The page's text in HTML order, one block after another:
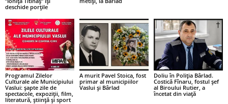
deschide porțile
Programul Zilelor
Culturale ale Municipiului
Vaslui: șapte zile de
spectacole, expoziții, film,
literatură, știință și sport
A murit Pavel Stoica, fost
primar al municipiilor
Vaslui și Bârlad
Doliu în Poliția Bârlad.
Costică Fînaru, fostul șef
al Biroului Rutier, a
încetat din viață